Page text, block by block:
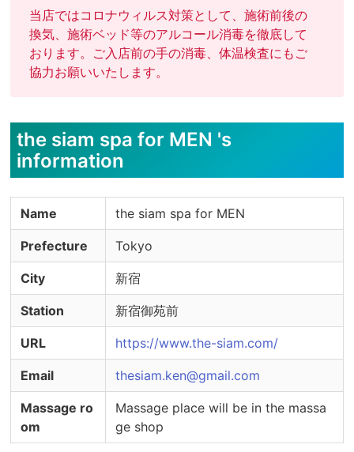
当店ではコロナウィルス対策として、施術前後の
換気、施術ベッド等のアルコール消毒を徹底して
おります。ご入店前の手の消毒、体温検査にもご
the siam spa for MEN 's
information
Name the siam spa for MEN
Prefecture Tokyo
City 新宿
Station 新宿御苑前
URL https://www.the-siam.com/
Email thesiam.ken@gmail.com
Massage ro
om
Massage place will be in the massa
ge shop